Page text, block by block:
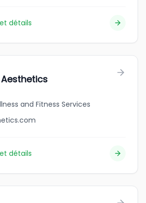
détails
and Fitness Services
détails